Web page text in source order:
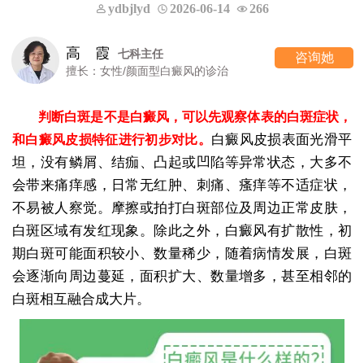
ydbjlyd 2026-06-14 266
高 霞
七科主任
擅长：女性/颜面型白癜风的诊治
咨询她
判断白斑是不是白癜风，可以先观察体表的白斑症状，
和白癜风皮损特征进行初步对比。 白癜风皮损表面光滑平
坦，没有鳞屑、结痂、凸起或凹陷等异常状态，大多不
会带来痛痒感，日常无红肿、刺痛、瘙痒等不适症状，
不易被人察觉。摩擦或拍打白斑部位及周边正常皮肤，
白斑区域有发红现象。除此之外，白癜风有扩散性，初
期白斑可能面积较小、数量稀少，随着病情发展，白斑
会逐渐向周边蔓延，面积扩大、数量增多，甚至相邻的
白斑相互融合成大片。